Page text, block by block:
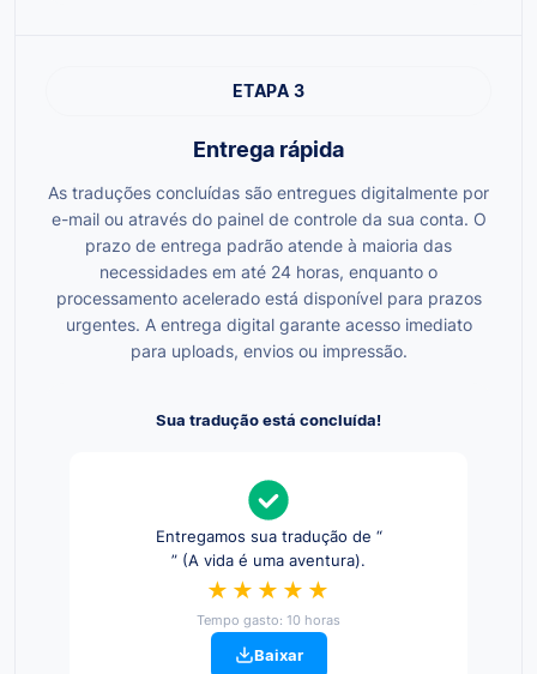
ETAPA 3
Entrega rápida
As traduções concluídas são entregues digitalmente por
e-mail ou através do painel de controle da sua conta. O
prazo de entrega padrão atende à maioria das
necessidades em até 24 horas, enquanto o
processamento acelerado está disponível para prazos
urgentes. A entrega digital garante acesso imediato
para uploads, envios ou impressão.
Sua tradução está concluída!
Entregamos sua tradução de “
” (A vida é uma aventura).
★★★★★
Tempo gasto: 10 horas
Baixar